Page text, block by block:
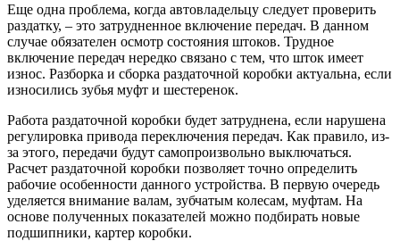
Еще одна проблема, когда автовладельцу следует проверить
раздатку, – это затрудненное включение передач. В данном
случае обязателен осмотр состояния штоков. Трудное
включение передач нередко связано с тем, что шток имеет
износ. Разборка и сборка раздаточной коробки актуальна, если
износились зубья муфт и шестеренок.
Работа раздаточной коробки будет затруднена, если нарушена
регулировка привода переключения передач. Как правило, из-
за этого, передачи будут самопроизвольно выключаться.
Расчет раздаточной коробки позволяет точно определить
рабочие особенности данного устройства. В первую очередь
уделяется внимание валам, зубчатым колесам, муфтам. На
основе полученных показателей можно подбирать новые
подшипники, картер коробки.